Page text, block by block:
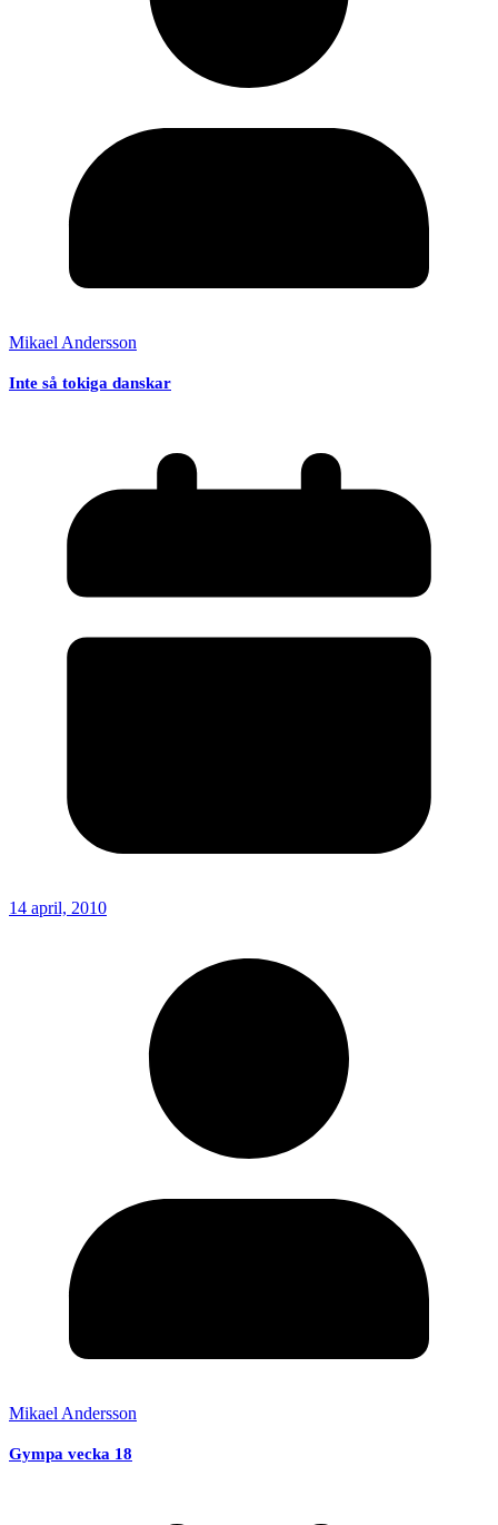
Mikael Andersson
Inte så tokiga danskar
14 april, 2010
Mikael Andersson
Gympa vecka 18